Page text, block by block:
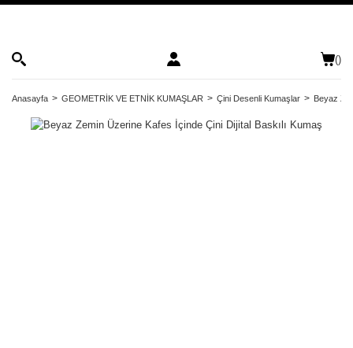
()
Anasayfa GEOMETRİK VE ETNİK KUMAŞLAR Çini Desenli Kumaşlar Beyaz